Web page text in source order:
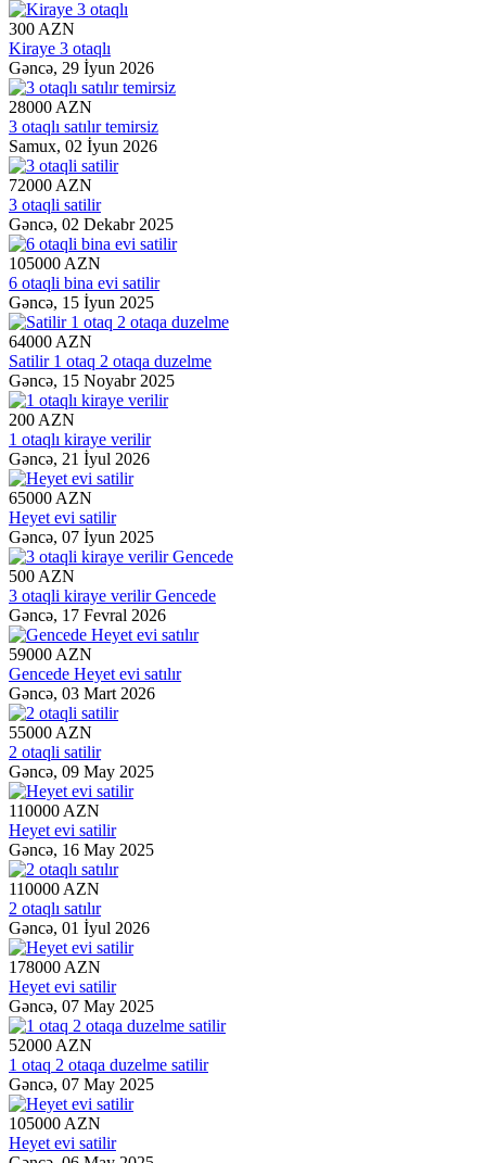
300 AZN
Kiraye 3 otaqlı
Gəncə, 29 İyun 2026
28000 AZN
3 otaqlı satılır temirsiz
Samux, 02 İyun 2026
72000 AZN
3 otaqli satilir
Gəncə, 02 Dekabr 2025
105000 AZN
6 otaqli bina evi satilir
Gəncə, 15 İyun 2025
64000 AZN
Satilir 1 otaq 2 otaqa duzelme
Gəncə, 15 Noyabr 2025
200 AZN
1 otaqlı kiraye verilir
Gəncə, 21 İyul 2026
65000 AZN
Heyet evi satilir
Gəncə, 07 İyun 2025
500 AZN
3 otaqli kiraye verilir Gencede
Gəncə, 17 Fevral 2026
59000 AZN
Gencede Heyet evi satılır
Gəncə, 03 Mart 2026
55000 AZN
2 otaqli satilir
Gəncə, 09 May 2025
110000 AZN
Heyet evi satilir
Gəncə, 16 May 2025
110000 AZN
2 otaqlı satılır
Gəncə, 01 İyul 2026
178000 AZN
Heyet evi satilir
Gəncə, 07 May 2025
52000 AZN
1 otaq 2 otaqa duzelme satilir
Gəncə, 07 May 2025
105000 AZN
Heyet evi satilir